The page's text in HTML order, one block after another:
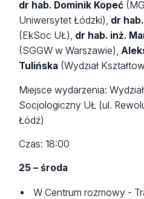
dr hab. Dominik Kopeć
Uniwersytet Łódzki), dr
(EkSoc UŁ), dr hab. inż.
(SGGW w Warszawie),
Tulińska (Wydział
Miejsce wydarzenia:
Socjologiczny UŁ (ul.
Łódź)
Czas: 18:00
25 – środa
W Centrum rozmowy -